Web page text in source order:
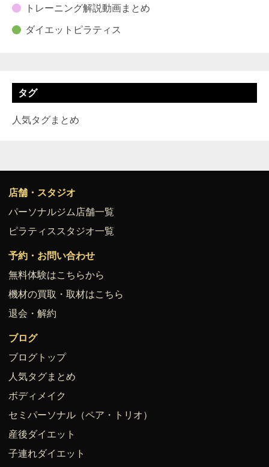
トレーニング解説動画まとめ
ダイエットピラティス
タグ
人気タグまとめ
店舗・スタジオ
パーソナルジム店舗一覧
ピラティススタジオ一覧
予約・お問い合わせ
無料体験はこちらから
機材の買取・取材はこちら
退会・解約
ブログ
ブログトップ
人気タグまとめ
ボディメイク
セミパーソナル（ペア・トリオ）
産後ダイエット
子連れダイエット